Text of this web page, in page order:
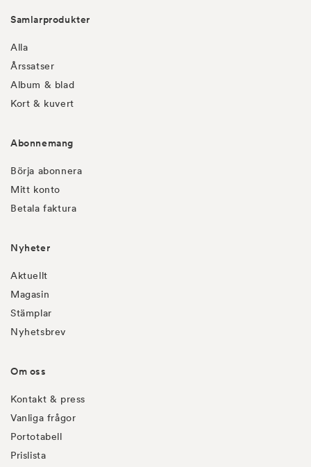
Samlarprodukter
Alla
Årssatser
Album & blad
Kort & kuvert
Abonnemang
Börja abonnera
Mitt konto
Betala faktura
Nyheter
Aktuellt
Magasin
Stämplar
Nyhetsbrev
Om oss
Kontakt & press
Vanliga frågor
Portotabell
Prislista